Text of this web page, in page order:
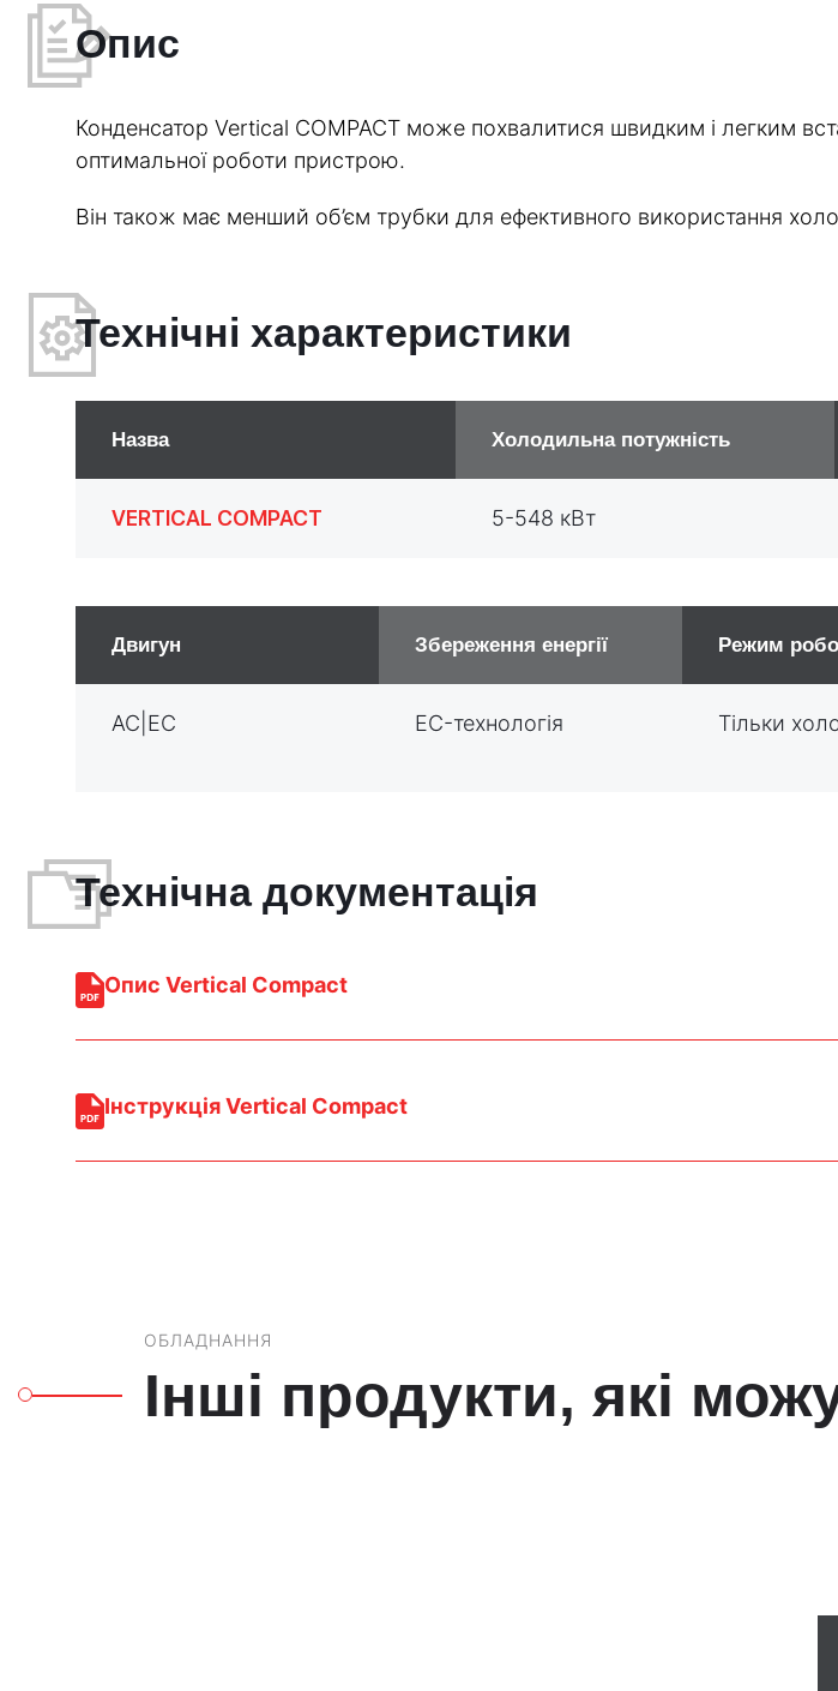
Опис
Конденсатор Vertical COMPACT може похвалитися швидким і легким
оптимальної роботи пристрою.
Він також має менший об’єм трубки для ефективного використання
Технічні характеристики
Назва
VERTICAL COMPACT
Холодильна потужність
5-548 кВт
Двигун
AC|EC
Збереження енергії
EC-технологія
Режим
Тільки
Технічна документація
Опис Vertical Compact
Інструкція Vertical Compact
ОБЛАДНАННЯ
Інші продукти, які